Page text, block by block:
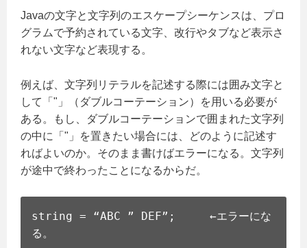
Javaの文字と文字列のエスケープシーケンスは、プロ
グラムで予約されている文字、改行やタブなど表示さ
れない文字など表現する。
例えば、文字列リテラルを記述する際には囲み文字と
して「"」（ダブルコーテーション）を用いる必要が
ある。もし、ダブルコーテーションで囲まれた文字列
の中に「"」を置きたい場合には、どのように記述す
ればよいのか。そのまま書けばエラーになる。文字列
が途中で終わったことになるからだ。
string = “ABC ” DEF”; ←エラーにな
る。